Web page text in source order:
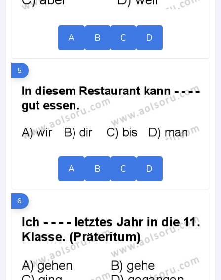
A B C D
5.
A B C D
6.